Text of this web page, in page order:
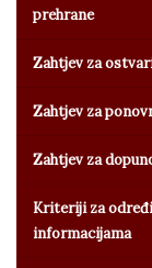
prehrane
Zahtjev za
Zahtjev za
Zahtjev za
Kriteriji za
informacijama